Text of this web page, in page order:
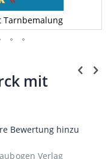
Tarnbemalung
mit
Bewertung hinzu
Verlag